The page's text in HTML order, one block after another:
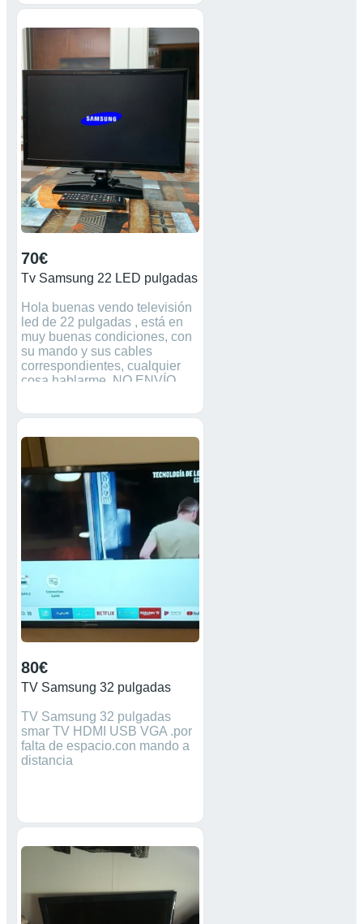
mando y libro de instrucciones,
soprtes para colgar, (sin uso) y
Cable de Alimentación.
Apenas tiene uso. En perfecto
70€
Tv Samsung 22 LED pulgadas
Hola buenas vendo televisión
led de 22 pulgadas , está en
muy buenas condiciones, con
su mando y sus cables
correspondientes, cualquier
cosa hablarme. NO ENVÍO
80€
TV Samsung 32 pulgadas
TV Samsung 32 pulgadas
smar TV HDMI USB VGA .por
falta de espacio.con mando a
distancia